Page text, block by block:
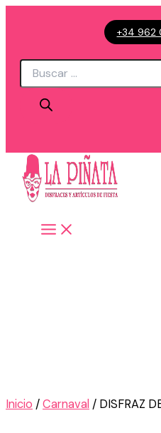
+34 962
Búsqueda
Inicio /Carnaval / DISFRAZ